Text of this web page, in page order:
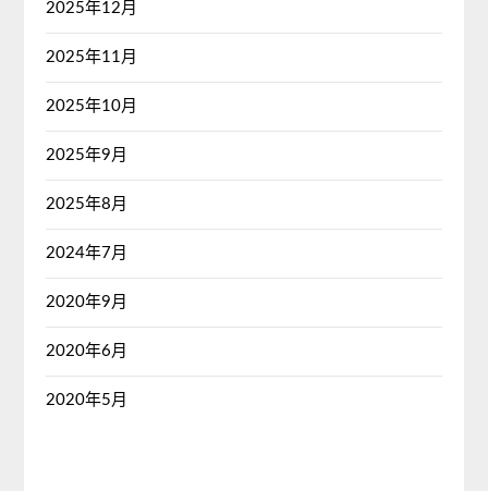
2025年12月
2025年11月
2025年10月
2025年9月
2025年8月
2024年7月
2020年9月
2020年6月
2020年5月